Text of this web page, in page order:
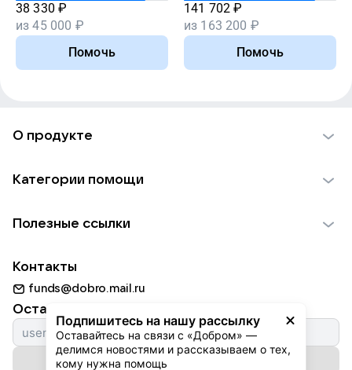
38 330 ₽
из45 000 ₽
Помочь
141 702 ₽
из 163 200 ₽
Помочь
Подпишитесь на нашу рассылку
Оставайтесь на связи с «Добром» —
делимся новостями и рассказываем о тех,
кому нужна помощь
О продукте
Использование материалов
Для НКО
Партнерам
Категории помощи
Пожилым
Животным
Природе
Культуре
Фондам
Полезные ссылки
Добрый день
Истории
Автоплатежи
Контакты
funds@dobro.mail.ru
Оставайтесь с нами
Подписаться на рассылку